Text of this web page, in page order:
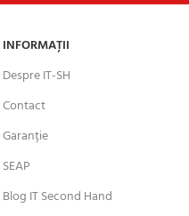
INFORMAȚII
Despre IT-SH
Contact
Garanție
SEAP
Blog IT Second Hand